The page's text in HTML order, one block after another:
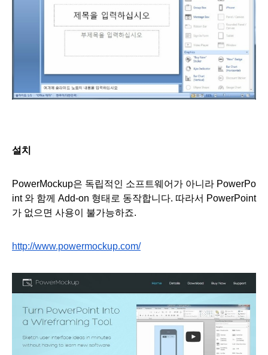
설치
PowerMockup은 독립적인 소프트웨어가 아니라 PowerPo
int 와 함께 Add-on 형태로 동작합니다. 따라서 PowerPoint
가 없으면 사용이 불가능하죠.
http://www.powermockup.com/